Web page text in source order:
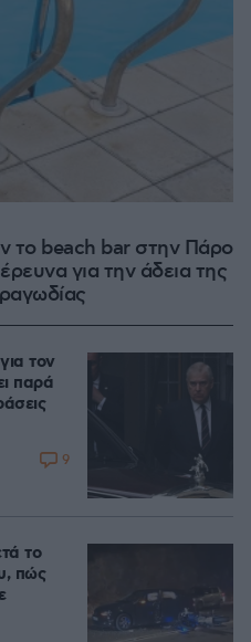
το beach bar στην Πάρο
για την άδεια της
τον
παρά
9
το
πώς